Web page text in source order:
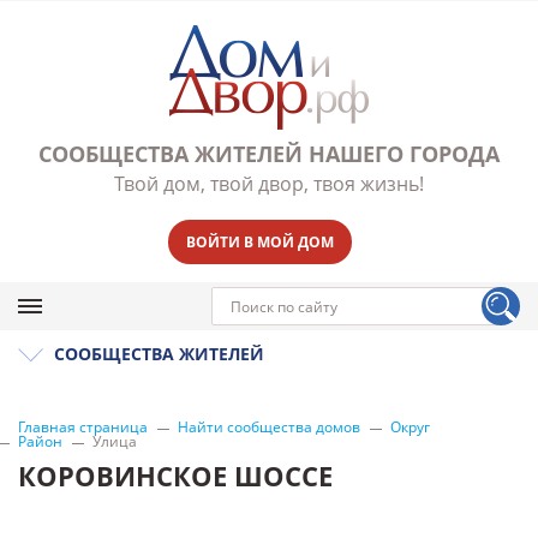
СООБЩЕСТВА ЖИТЕЛЕЙ НАШЕГО ГОРОДА
Твой дом, твой двор, твоя жизнь!
ВОЙТИ В МОЙ ДОМ
СООБЩЕСТВА ЖИТЕЛЕЙ
Главная страница Найти сообщества домов Округ
Район Улица
КОРОВИНСКОЕ ШОССЕ